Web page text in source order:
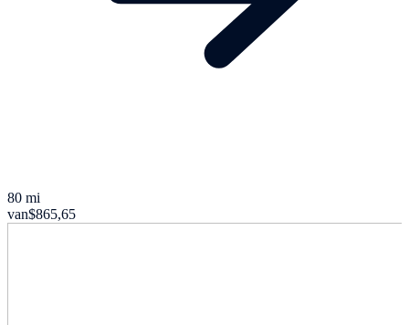
80 mi
van$865,65